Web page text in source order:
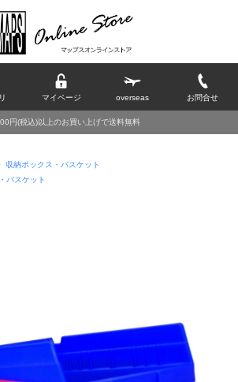
マイページ overseas お問合せ
円(税込)以上のお買い上げで送料無料
収納ボックス・バスケット
バスケット